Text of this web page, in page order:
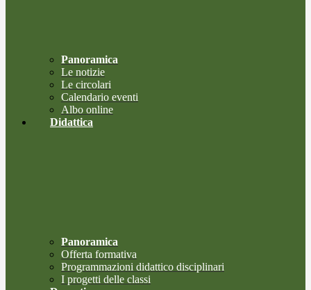
Panoramica
Le notizie
Le circolari
Calendario eventi
Albo online
Didattica
Panoramica
Offerta formativa
Programmazioni didattico disciplinari
I progetti delle classi